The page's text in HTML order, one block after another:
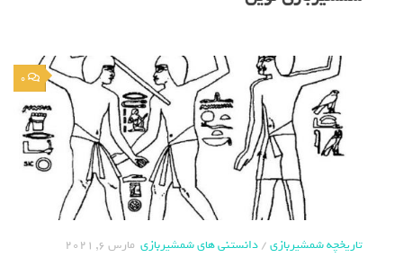
0
تاریخچه شمشیربازی/دانستنی های شمشیربازی مارس 6, 2021